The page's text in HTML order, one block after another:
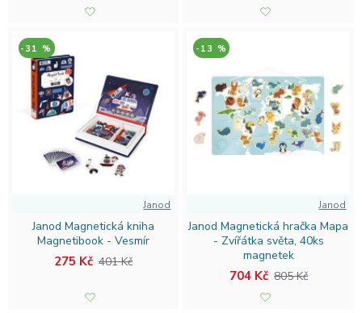
-31 %
Janod
Janod Magnetická kniha
Magnetibook - Vesmír
275 Kč 401 Kč
-13 %
Janod
Janod Magnetická hračka Mapa
- Zvířátka světa, 40ks
magnetek
704 Kč 805 Kč